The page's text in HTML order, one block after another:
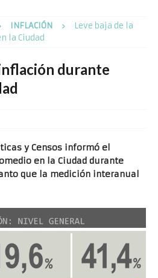
INFLACIÓN
Leve baja de la
la Ciudad
durante
y Censos informó el
en la Ciudad durante
que la medición interanual